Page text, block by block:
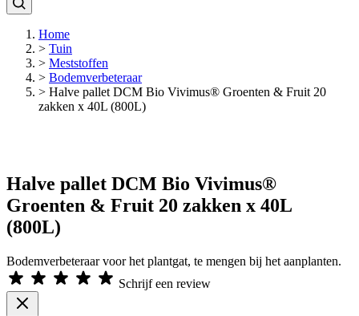
Home
> Tuin
> Meststoffen
> Bodemverbeteraar
> Halve pallet DCM Bio Vivimus® Groenten & Fruit 20
zakken x 40L (800L)
Halve pallet DCM Bio Vivimus®
Groenten & Fruit 20 zakken x 40L
(800L)
Bodemverbeteraar voor het plantgat, te mengen bij het aanplanten.
Schrijf een review